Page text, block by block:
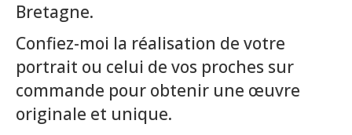
Bretagne.
Confiez-moi la réalisation de votre
portrait ou celui de vos proches sur
commande pour obtenir une œuvre
originale et unique.